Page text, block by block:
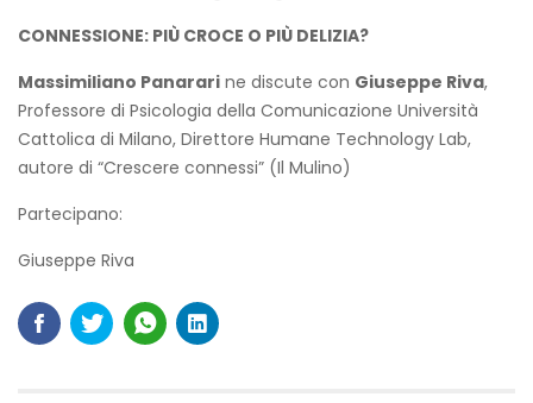
CONNESSIONE: PIÙ CROCE O PIÙ DELIZIA?
Massimiliano Panarari ne discute con Giuseppe Riva,
Professore di Psicologia della Comunicazione Università
Cattolica di Milano, Direttore Humane Technology Lab,
autore di “Crescere connessi” (Il Mulino)
Partecipano:
Giuseppe Riva